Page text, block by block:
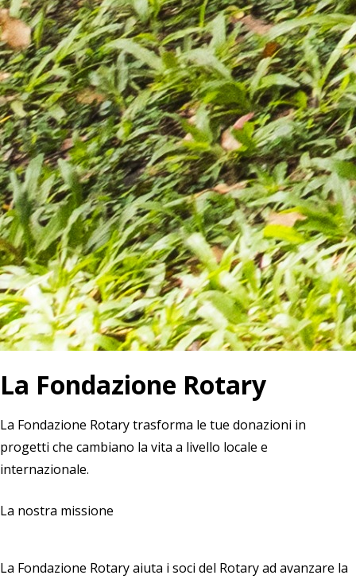
La Fondazione Rotary
La Fondazione Rotary trasforma le tue donazioni in
progetti che cambiano la vita a livello locale e
internazionale.
La nostra missione
La Fondazione Rotary aiuta i soci del Rotary ad avanzare la